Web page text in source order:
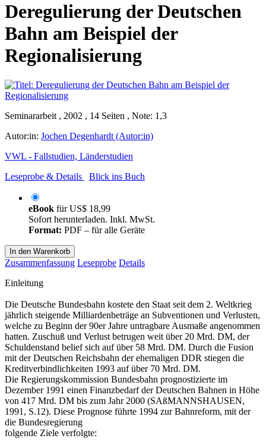
Deregulierung der Deutschen
Bahn am Beispiel der
Regionalisierung
Seminararbeit , 2002 , 14 Seiten , Note: 1,3
Autor:in: Jochen Degenhardt (Autor:in)
VWL - Fallstudien, Länderstudien
Leseprobe & Details
Blick ins Buch
eBook fürUS$ 18,99
Sofort herunterladen. Inkl. MwSt.
Format: PDF – für alle Geräte
In den Warenkorb
Zusammenfassung Leseprobe Details
Einleitung
Die Deutsche Bundesbahn kostete den Staat seit dem 2. Weltkrieg
jährlich steigende Milliardenbeträge an Subventionen und Verlusten,
welche zu Beginn der 90er Jahre untragbare Ausmaße angenommen
hatten. Zuschuß und Verlust betrugen weit über 20 Mrd. DM, der
Schuldenstand belief sich auf über 58 Mrd. DM. Durch die Fusion
mit der Deutschen Reichsbahn der ehemaligen DDR stiegen die
Kreditverbindlichkeiten 1993 auf über 70 Mrd. DM.
Die Regierungskommission Bundesbahn prognostizierte im
Dezember 1991 einen Finanzbedarf der Deutschen Bahnen in Höhe
von 417 Mrd. DM bis zum Jahr 2000 (SAßMANNSHAUSEN,
1991, S.12). Diese Prognose führte 1994 zur Bahnreform, mit der
die Bundesregierung
folgende Ziele verfolgte: